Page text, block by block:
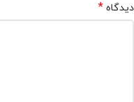
دیدگاه *